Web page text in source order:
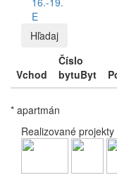
E
Hľadaj
Vchod
Číslo
bytuByt
* apartmán
Realizované projekty